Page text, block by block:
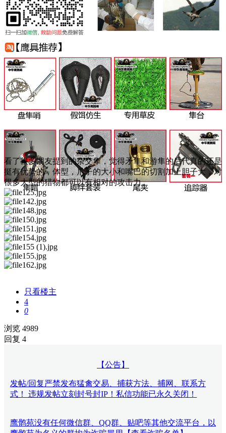
看了很多朋友提到的杂交隼，觉得矛隼和游隼的后代真的还是
挺有优势的，体型，爪子的大小和嘴巴的切割加上胆子大，对
很多大型的猎物都可以有相对的攻击力。
只看楼主
4
0
浏览 4989
回复 4
【公告】
发帖/回复严禁发布猛禽交易、捕获方法、捕网、联系方
式！ 违规发帖立刻封号封IP！私信功能已永久关闭！
鹰鹘苑没有任何微信群、QQ群、贴吧等其他交流平台，以